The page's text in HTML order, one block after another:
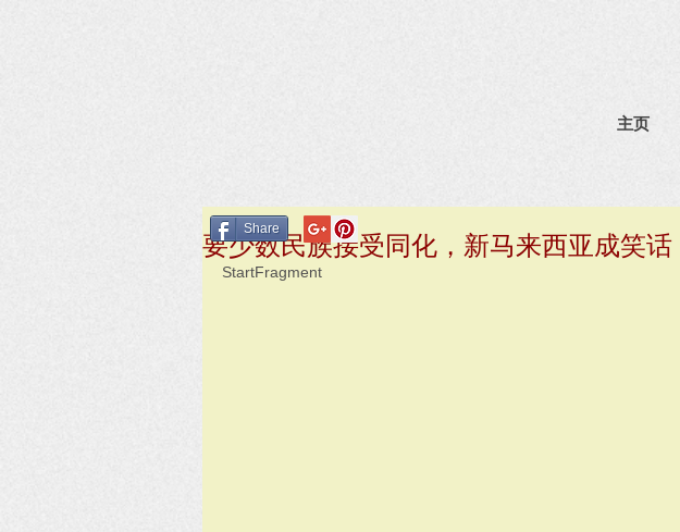
主页
要少数民族接受同化，新马来西亚成笑话
StartFragment
Share